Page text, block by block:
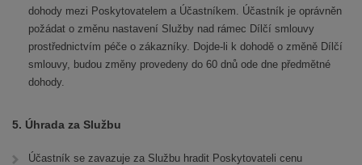
dohody mezi Poskytovatelem a Účastníkem. Účastník je oprávněn
požádat o změnu nastavení Služby nad rámec Dílčí smlouvy
prostřednictvím péče o zákazníky. Dojde-li k dohodě o změně Dílčí
smlouvy, budou změny provedeny do 60 dnů ode dne předmětné
dohody.
5. Úhrada za Službu
Účastník se zavazuje za Službu hradit Poskytovateli cenu